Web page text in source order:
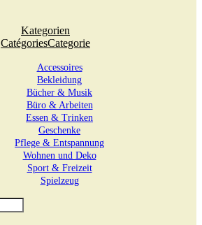
Kategorien
CatégoriesCategorie
Accessoires
Bekleidung
Bücher & Musik
Büro & Arbeiten
Essen & Trinken
Geschenke
Pflege & Entspannung
Wohnen und Deko
Sport & Freizeit
Spielzeug